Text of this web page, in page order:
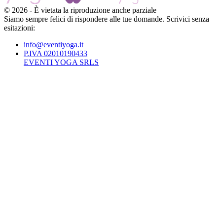
© 2026 - È vietata la riproduzione anche parziale
Siamo sempre felici di rispondere alle tue domande. Scrivici senza
esitazioni:
info@eventiyoga.it
P.IVA 02010190433
EVENTI YOGA SRLS